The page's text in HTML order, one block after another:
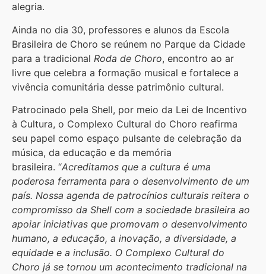
alegria.
Ainda no dia 30, professores e alunos da Escola
Brasileira de Choro se reúnem no Parque da Cidade
para a tradicional Roda de Choro, encontro ao ar
livre que celebra a formação musical e fortalece a
vivência comunitária desse patrimônio cultural.
Patrocinado pela Shell, por meio da Lei de Incentivo
à Cultura, o Complexo Cultural do Choro reafirma
seu papel como espaço pulsante de celebração da
música, da educação e da memória
brasileira. “Acreditamos que a cultura é uma
poderosa ferramenta para o desenvolvimento de um
país. Nossa agenda de patrocínios culturais reitera o
compromisso da Shell com a sociedade brasileira ao
apoiar iniciativas que promovam o desenvolvimento
humano, a educação, a inovação, a diversidade, a
equidade e a inclusão. O Complexo Cultural do
Choro já se tornou um acontecimento tradicional na